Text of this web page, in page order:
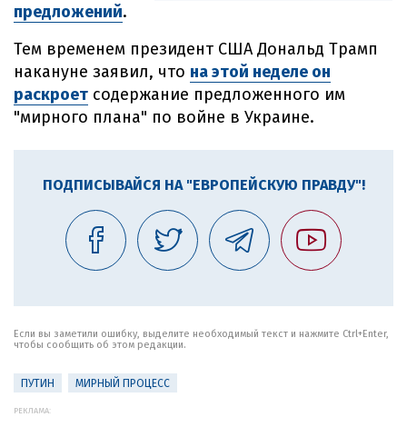
предложений.
Тем временем президент США Дональд Трамп
накануне заявил, что на этой неделе он
раскроет содержание предложенного им
"мирного плана" по войне в Украине.
ПОДПИСЫВАЙСЯ НА "ЕВРОПЕЙСКУЮ ПРАВДУ"!
Если вы заметили ошибку, выделите необходимый текст и нажмите Ctrl+Enter,
чтобы сообщить об этом редакции.
ПУТИН МИРНЫЙ ПРОЦЕСС
РЕКЛАМА: